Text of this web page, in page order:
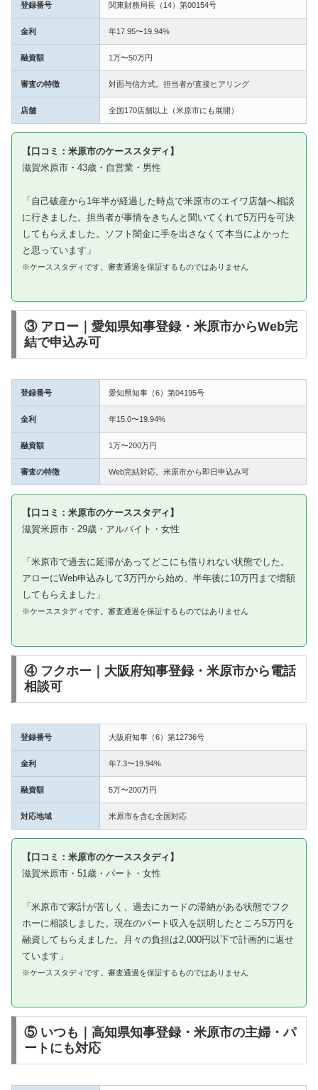
登録番号 関東財務局長（14）第00154号
金利 年17.95〜19.94%
融資額 1万〜50万円
審査の特徴 対面与信方式。担当者が直接ヒアリング
店舗 全国170店舗以上（米原市にも展開）
【口コミ：米原市のケーススタディ】
滋賀米原市・43歳・自営業・男性
「自己破産から1年半が経過した時点で米原市のエイワ店舗へ相談
に行きました。担当者が事情をきちんと聞いてくれて5万円を可決
してもらえました。ソフト闇金に手を出さなくて本当によかった
と思っています」
※ケーススタディです。審査通過を保証するものではありません
③ アロー｜愛知県知事登録・米原市からWeb完
結で申込み可
登録番号 愛知県知事（6）第04195号
金利 年15.0〜19.94%
融資額 1万〜200万円
審査の特徴 Web完結対応。米原市から即日申込み可
【口コミ：米原市のケーススタディ】
滋賀米原市・29歳・アルバイト・女性
「米原市で過去に延滞があってどこにも借りれない状態でした。
アローにWeb申込みして3万円から始め、半年後に10万円まで増額
してもらえました」
※ケーススタディです。審査通過を保証するものではありません
④ フクホー｜大阪府知事登録・米原市から電話
相談可
登録番号 大阪府知事（6）第12736号
金利 年7.3〜19.94%
融資額 5万〜200万円
対応地域 米原市を含む全国対応
【口コミ：米原市のケーススタディ】
滋賀米原市・51歳・パート・女性
「米原市で家計が苦しく、過去にカードの滞納がある状態でフク
ホーに相談しました。現在のパート収入を説明したところ5万円を
融資してもらえました。月々の負担は2,000円以下で計画的に返せ
ています」
※ケーススタディです。審査通過を保証するものではありません
⑤ いつも｜高知県知事登録・米原市の主婦・パ
ートにも対応